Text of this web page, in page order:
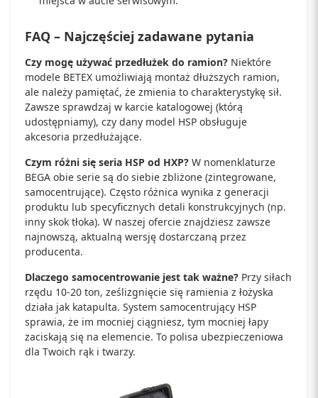
FAQ – Najczęściej zadawane pytania
Czy mogę używać przedłużek do ramion? Niektóre
modele BETEX umożliwiają montaż dłuższych ramion,
ale należy pamiętać, że zmienia to charakterystykę sił.
Zawsze sprawdzaj w karcie katalogowej (którą
udostępniamy), czy dany model HSP obsługuje
akcesoria przedłużające.
Czym różni się seria HSP od HXP? W nomenklaturze
BEGA obie serie są do siebie zbliżone (zintegrowane,
samocentrujące). Często różnica wynika z generacji
produktu lub specyficznych detali konstrukcyjnych (np.
inny skok tłoka). W naszej ofercie znajdziesz zawsze
najnowszą, aktualną wersję dostarczaną przez
producenta.
Dlaczego samocentrowanie jest tak ważne? Przy siłach
rzędu 10-20 ton, ześlizgnięcie się ramienia z łożyska
działa jak katapulta. System samocentrujący HSP
sprawia, że im mocniej ciągniesz, tym mocniej łapy
zaciskają się na elemencie. To polisa ubezpieczeniowa
dla Twoich rąk i twarzy.